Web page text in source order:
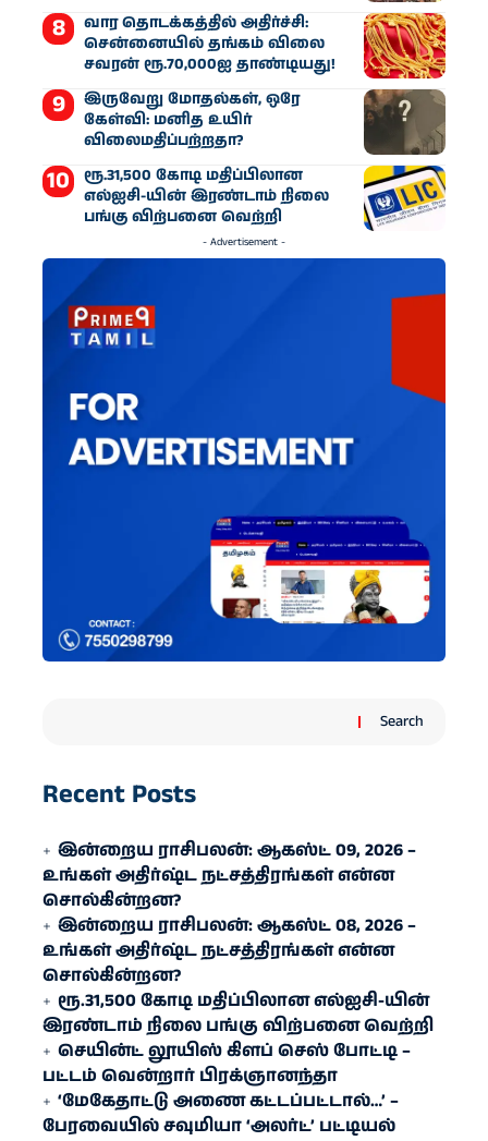
வார தொடக்கத்தில் அதிர்ச்சி:
சென்னையில் தங்கம் விலை
சவரன் ரூ.70,000ஐ தாண்டியது!
இருவேறு மோதல்கள், ஒரே
கேள்வி: மனித உயிர்
விலைமதிப்பற்றதா?
ரூ.31,500 கோடி மதிப்பிலான
எல்ஐசி-​யின் இரண்​டாம் நிலை
பங்கு விற்பனை வெற்றி
- Advertisement -
Search
Recent Posts
இன்றைய ராசிபலன்: ஆகஸ்ட் 09, 2026 –
உங்கள் அதிர்ஷ்ட நட்சத்திரங்கள் என்ன
சொல்கின்றன?
இன்றைய ராசிபலன்: ஆகஸ்ட் 08, 2026 –
உங்கள் அதிர்ஷ்ட நட்சத்திரங்கள் என்ன
சொல்கின்றன?
ரூ.31,500 கோடி மதிப்பிலான எல்ஐசி-​யின்
இரண்​டாம் நிலை பங்கு விற்பனை வெற்றி
செயின்ட் லூயிஸ் கிளப் செஸ் போட்டி –
பட்டம் வென்றார் பிரக்ஞானந்தா
‘மேகேதாட்டு அணை கட்டப்பட்டால்…’ –
பேரவையில் சவுமியா ‘அலர்ட்’ பட்டியல்